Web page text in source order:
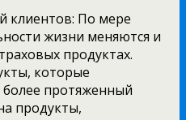
клиентов: По мере
жизни меняются и
продуктах.
которые
протяженный
продукты,